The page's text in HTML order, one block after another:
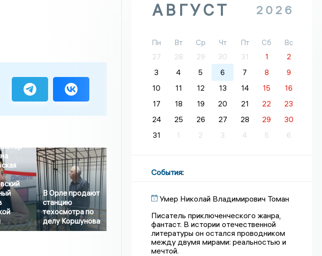
В Орле продают
станцию
техосмотра по
делу Коршунова
АВГУСТ 2026
Пн Вт Ср Чт Пт Сб
Вс
27
28 29 30 31 1
2
3
4 5 6 7 8
9
10
11 12 13 14 15
16
17
18 19 20 21 22
23
24
25 26 27 28 29
30
31
1 2 3 4 5 6
События:
Умер Николай Владимирович Томан
Писатель приключенческого жанра,
фантаст. В истории отечественной
литературы он остался проводником
между двумя мирами: реальностью и
мечтой.